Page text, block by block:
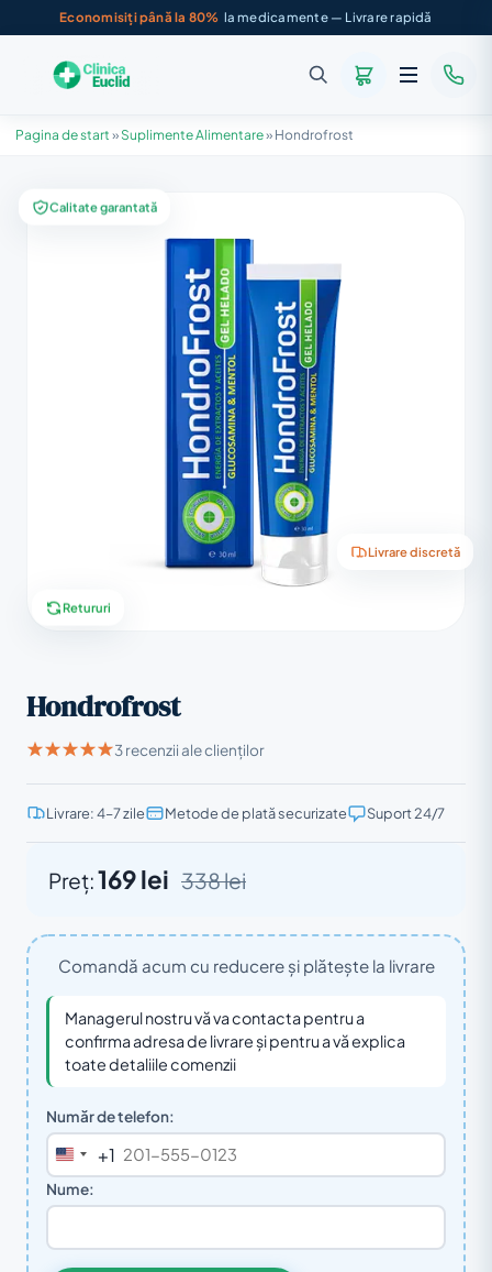
Economisiți până la 80% la medicamente — Livrare rapidă
Pagina de start » Suplimente Alimentare» Hondrofrost
Calitate garantată
Livrare discretă
Retururi
Hondrofrost
3 recenzii ale clienților
Livrare: 4–7 zile Metode de plată securizate Suport 24/7
Preț:169 lei 338 lei
Comandă acum cu reducere și plătește la livrare
Managerul nostru vă va contacta pentru a
confirma adresa de livrare și pentru a vă explica
toate detaliile comenzii
Număr de telefon:
United
States
+1
Nume: